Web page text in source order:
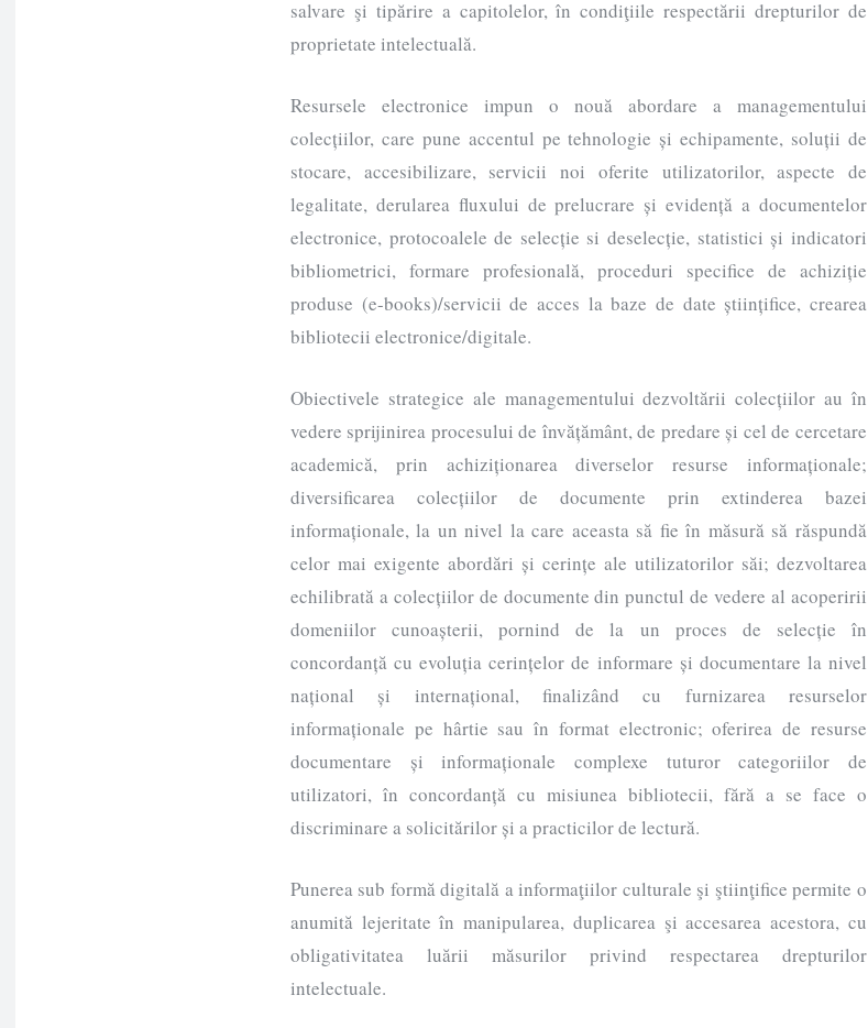
salvare şi tipărire a capitolelor, în condiţiile respectării drepturilor de
proprietate intelectuală.
Resursele electronice impun o nouă abordare a managementului
colecțiilor, care pune accentul pe tehnologie și echipamente, soluții de
stocare, accesibilizare, servicii noi oferite utilizatorilor, aspecte de
legalitate, derularea fluxului de prelucrare și evidență a documentelor
electronice, protocoalele de selecție si deselecție, statistici și indicatori
bibliometrici, formare profesională, proceduri specifice de achiziție
produse (e-books)/servicii de acces la baze de date științifice, crearea
bibliotecii electronice/digitale.
Obiectivele strategice ale managementului dezvoltării colecțiilor au în
vedere sprijinirea procesului de învățământ, de predare și cel de cercetare
academică, prin achiziționarea diverselor resurse informaționale;
diversificarea colecțiilor de documente prin extinderea bazei
informaționale, la un nivel la care aceasta să fie în măsură să răspundă
celor mai exigente abordări și cerințe ale utilizatorilor săi; dezvoltarea
echilibrată a colecțiilor de documente din punctul de vedere al acoperirii
domeniilor cunoașterii, pornind de la un proces de selecție în
concordanță cu evoluția cerințelor de informare și documentare la nivel
național și internațional, finalizând cu furnizarea resurselor
informaționale pe hârtie sau în format electronic; oferirea de resurse
documentare și informaționale complexe tuturor categoriilor de
utilizatori, în concordanță cu misiunea bibliotecii, fără a se face o
discriminare a solicitărilor și a practicilor de lectură.
Punerea sub formă digitală a informaţiilor culturale şi ştiinţifice permite o
anumită lejeritate în manipularea, duplicarea şi accesarea acestora, cu
obligativitatea luării măsurilor privind respectarea drepturilor
intelectuale.